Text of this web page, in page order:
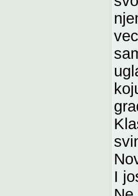
I